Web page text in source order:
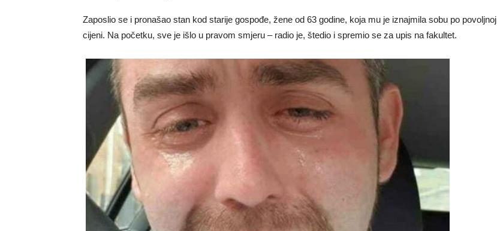
Zaposlio se i pronašao stan kod starije gospođe, žene od 63 godine, koja mu je iznajmila sobu po povoljnoj
cijeni. Na početku, sve je išlo u pravom smjeru – radio je, štedio i spremio se za upis na fakultet.